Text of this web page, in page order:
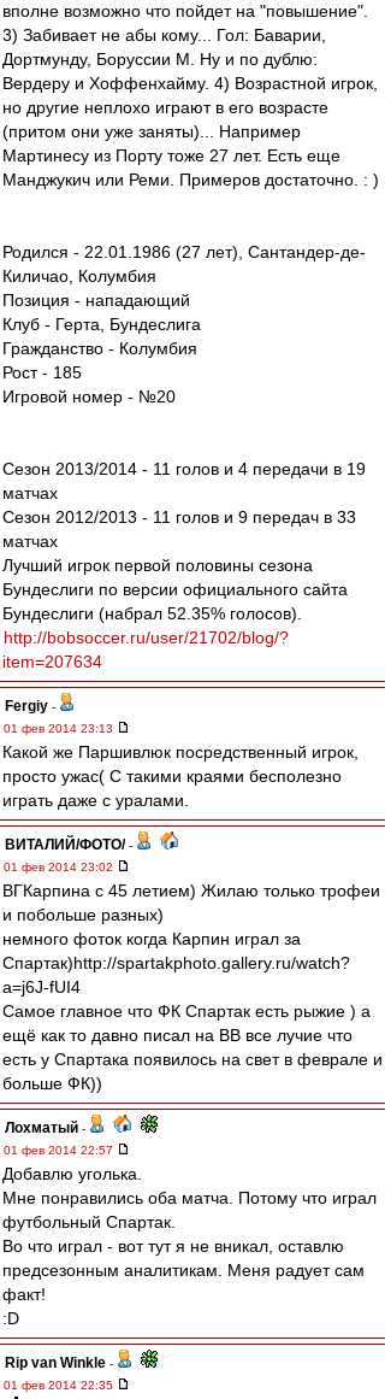
вполне возможно что пойдет на "повышение".
3) Забивает не абы кому... Гол: Баварии,
Дортмунду, Боруссии М. Ну и по дублю:
Вердеру и Хоффенхайму. 4) Возрастной игрок,
но другие неплохо играют в его возрасте
(притом они уже заняты)... Например
Мартинесу из Порту тоже 27 лет. Есть еще
Манджукич или Реми. Примеров достаточно. : )
Родился - 22.01.1986 (27 лет), Сантандер-де-
Киличао, Колумбия
Позиция - нападающий
Клуб - Герта, Бундеслига
Гражданство - Колумбия
Рост - 185
Игровой номер - №20
Сезон 2013/2014 - 11 голов и 4 передачи в 19
матчах
Сезон 2012/2013 - 11 голов и 9 передач в 33
матчах
Лучший игрок первой половины сезона
Бундеслиги по версии официального сайта
Бундеслиги (набрал 52.35% голосов).
http://bobsoccer.ru/user/21702/blog/?
item=207634
Fergiy -
01 фев 2014 23:13
Какой же Паршивлюк посредственный игрок,
просто ужас( С такими краями бесполезно
играть даже с уралами.
ВИТАЛИЙ/ФОТО/ -
01 фев 2014 23:02
ВГКарпина с 45 летием) Жилаю только трофеи
и побольше разных)
немного фоток когда Карпин играл за
Спартак)http://spartakphoto.gallery.ru/watch?
a=j6J-fUI4
Самое главное что ФК Спартак есть рыжие ) а
ещё как то давно писал на ВВ все лучие что
есть у Спартака появилось на свет в феврале и
больше ФК))
Лохматый -
01 фев 2014 22:57
Добавлю уголька.
Мне понравились оба матча. Потому что играл
футбольный Спартак.
Во что играл - вот тут я не вникал, оставлю
предсезонным аналитикам. Меня радует сам
факт!
:D
Rip van Winkle -
01 фев 2014 22:35